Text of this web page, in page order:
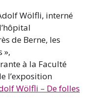
Wölfli, interné
de Berne, les
»,
à la Faculté
l’exposition
Wölfli – De folles